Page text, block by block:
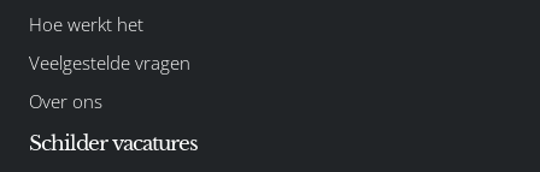
Hoe werkt het
Veelgestelde vragen
Over ons
Schilder vacatures